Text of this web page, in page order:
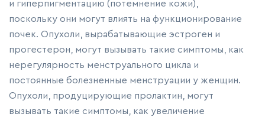
и гиперпигментацию (потемнение кожи),
поскольку они могут влиять на функционирование
почек. Опухоли, вырабатывающие эстроген и
прогестерон, могут вызывать такие симптомы, как
нерегулярность менструального цикла и
постоянные болезненные менструации у женщин.
Опухоли, продуцирующие пролактин, могут
вызывать такие симптомы, как увеличение